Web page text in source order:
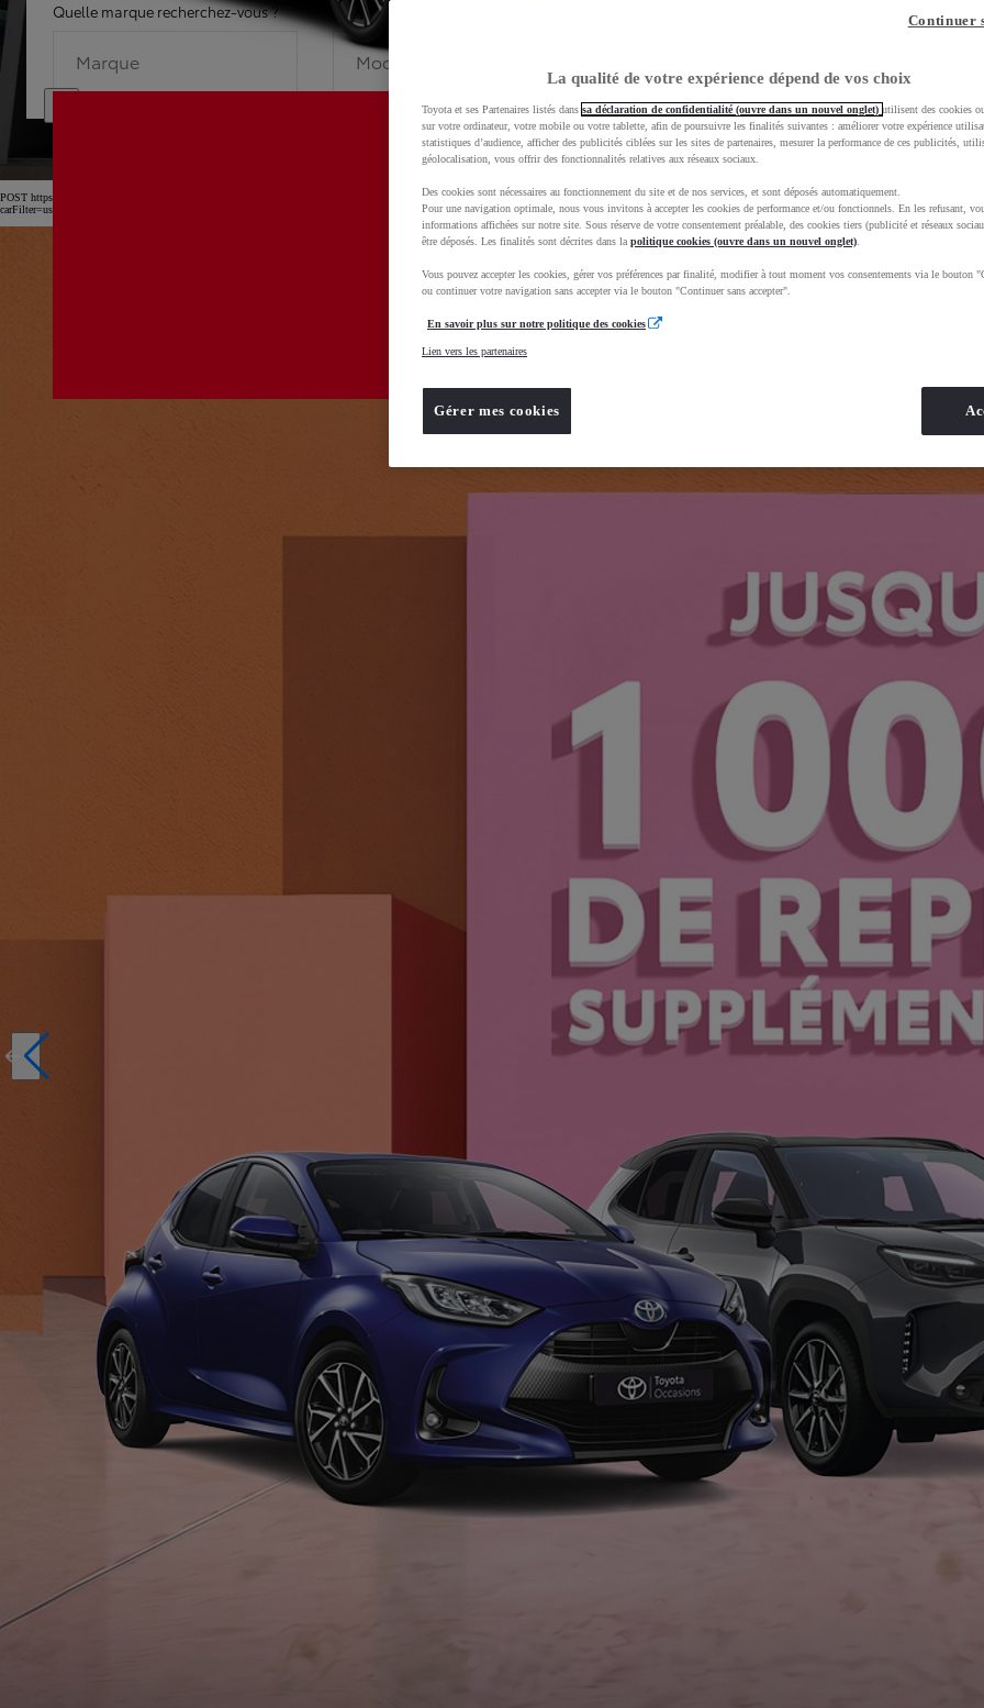
Nouvelle Yaris Cross
Disponible prochainement
Quelle marque recherchez-vous ?
Marque
Quel modèle recherchez-vous ?
Modèle
Dans quelle
POST https://usc-webcomponents.toyota-europe.com/v1/car-filter-header/fr/fr?
La qualité de votre expérience dépend de vos choix
Toyota et ses Partenaires listés dans sa déclaration de confidentialité (ouvre dans un nouvel onglet) utilisent des cookies
sur votre ordinateur, votre mobile ou votre tablette, afin de poursuivre les finalités suivantes : améliorer votre expérience
statistiques d’audience, afficher des publicités ciblées sur les sites de partenaires, mesurer la performance de ces publicités,
géolocalisation, vous offrir des fonctionnalités relatives aux réseaux sociaux.
Des cookies sont nécessaires au fonctionnement du site et de nos services, et sont déposés automatiquement.
Pour une navigation optimale, nous vous invitons à accepter les cookies de performance et/ou fonctionnels. En les refusant,
informations affichées sur notre site. Sous réserve de votre consentement préalable, des cookies tiers (publicité et réseaux
être déposés. Les finalités sont décrites dans la politique cookies (ouvre dans un nouvel onglet)
Vous pouvez accepter les cookies, gérer vos préférences par finalité, modifier à tout moment vos consentements via le bouton
ou continuer votre navigation sans accepter via le bouton "Continuer sans accepter".
En savoir plus sur notre politique des cookies
Lien vers les partenaires
Gérer mes cookies
Continuer